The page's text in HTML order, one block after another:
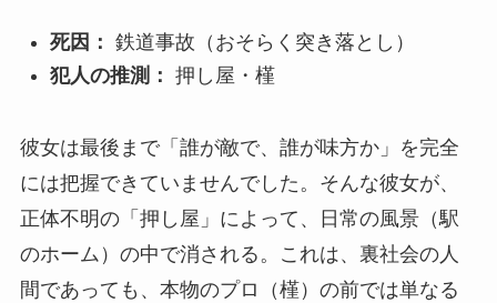
死因： 鉄道事故（おそらく突き落とし）
犯人の推測： 押し屋・槿
彼女は最後まで「誰が敵で、誰が味方か」を完全
には把握できていませんでした。そんな彼女が、
正体不明の「押し屋」によって、日常の風景（駅
のホーム）の中で消される。これは、裏社会の人
間であっても、本物のプロ（槿）の前では単なる